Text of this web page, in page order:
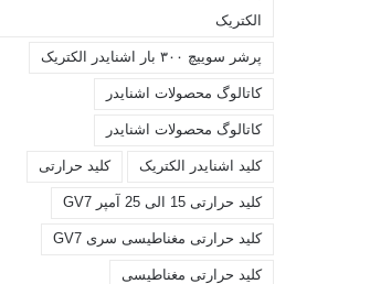
الکتریک
پرشر سوییچ ۳۰۰ بار اشنایدر الکتریک
کاتالوگ محصولات اشنايدر
کاتالوگ محصولات اشنایدر
کليد اشنايدر الکتريک کليد حرارتی
کليد حرارتی 15 الی 25 آمپر GV7
کليد حرارتی مغناطيسی سری GV7
کليد حرارتی مغناطیسی